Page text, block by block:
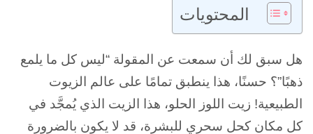
المحتويات
هل سبق لك أن سمعت عن المقولة “ليس كل ما يلمع
ذهبًا”؟ حسنًا، هذا ينطبق تمامًا على عالم الزيوت
الطبيعية! زيت اللوز الحلو، هذا الزيت الذي يُمجَّد في
كل مكان كحل سحري للبشرة، قد لا يكون بالضرورة